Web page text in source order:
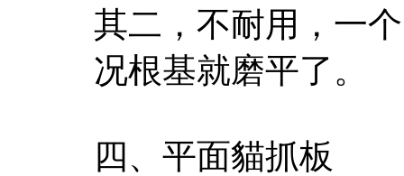
其二，不耐用，一
况根基就磨平了。
四、平面貓抓板